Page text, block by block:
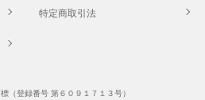
特定商取引法